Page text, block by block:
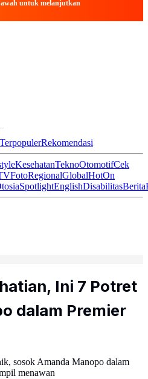
untuk melanjutkan
TerpopulerRekomendasi
KesehatanTeknoOtomotifCek
FotoRegionalGlobalHotOn
SpotlightEnglishDisabilitasBerita
Ini 7 Potret
dalam Premier
sosok Amanda Manopo dalam
menawan